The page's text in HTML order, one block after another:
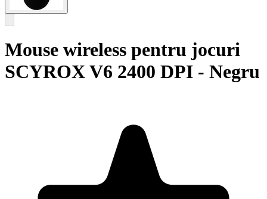
Mouse wireless pentru jocuri
SCYROX V6 2400 DPI - Negru